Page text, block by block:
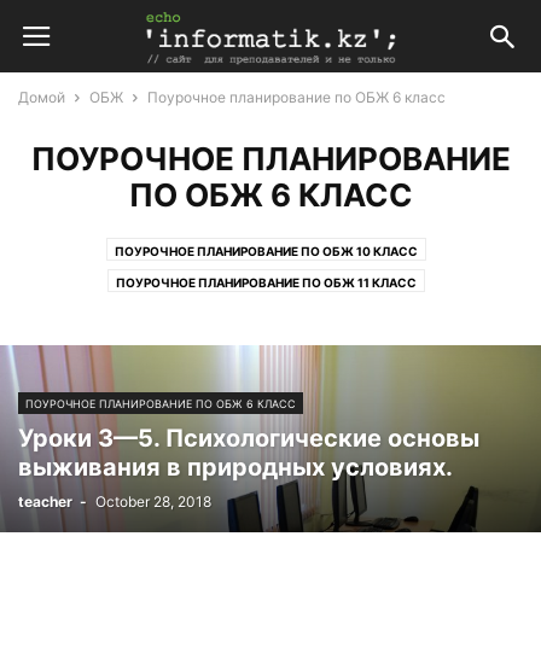
Домой ОБЖ Поурочное планирование по ОБЖ 6 класс
ПОУРОЧНОЕ ПЛАНИРОВАНИЕ
ПО ОБЖ 6 КЛАСС
ПОУРОЧНОЕ ПЛАНИРОВАНИЕ ПО ОБЖ 10 КЛАСС
ПОУРОЧНОЕ ПЛАНИРОВАНИЕ ПО ОБЖ 11 КЛАСС
ПОУРОЧНОЕ ПЛАНИРОВАНИЕ ПО ОБЖ 6 КЛАСС
ПОУРОЧНОЕ ПЛАНИРОВАНИЕ ПО ОБЖ 8 КЛАСС
ПОУРОЧНОЕ ПЛАНИРОВАНИЕ ПО ОБЖ 9 КЛАСС
ПОУРОЧНОЕ ПЛАНИРОВАНИЕ ПО ОБЖ 6 КЛАСС
Уроки 3—5. Психологические основы
выживания в природных условиях.
teacher - October 28, 2018